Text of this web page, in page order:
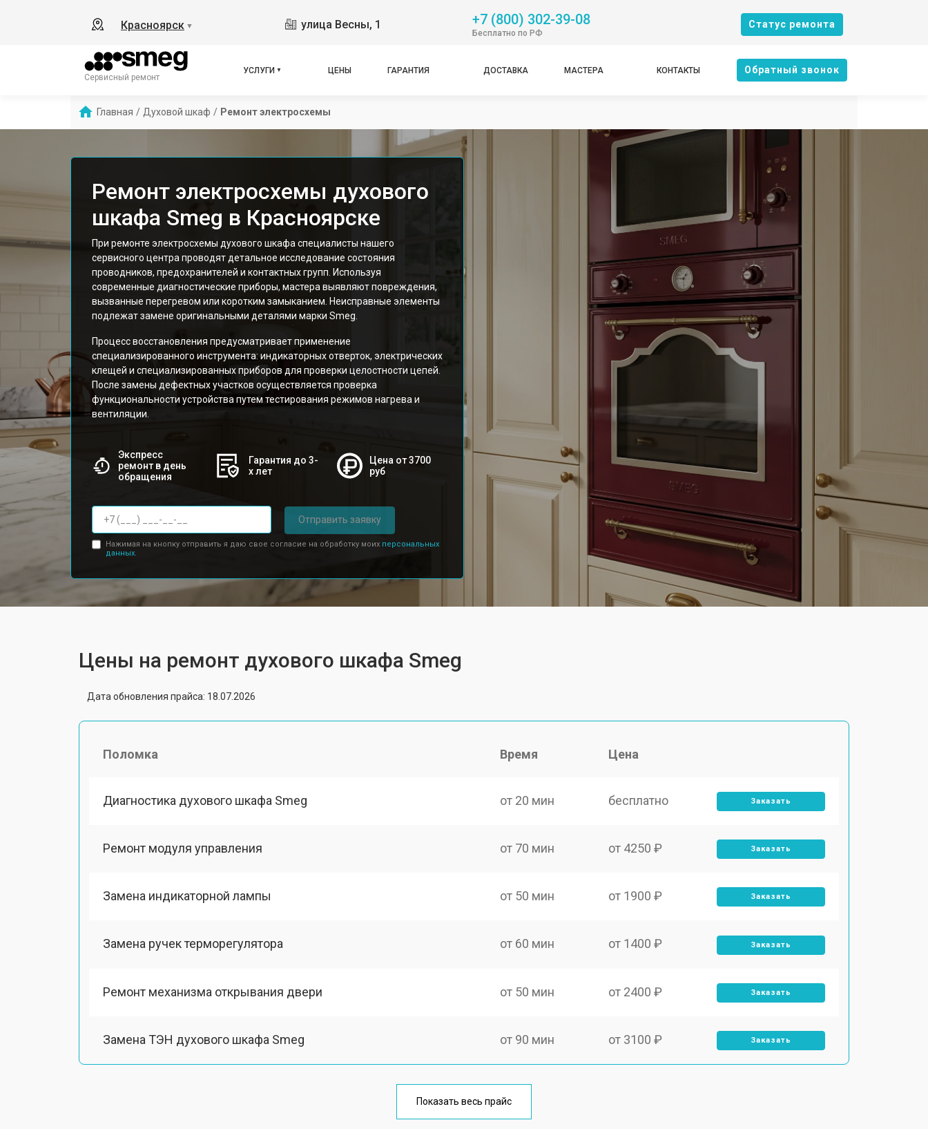
Красноярск ▼ улица Весны, 1 +7 (800) 302-39-08
Бесплатно по РФ
Cтатус ремонта
Сервисный ремонт
УСЛУГИ ЦЕНЫ ГАРАНТИЯ ДОСТАВКА МАСТЕРА КОНТАКТЫ Oбратный звонок
Главная / Духовой шкаф / Ремонт электросхемы
Ремонт электросхемы духового
шкафа Smeg в Красноярске
При ремонте электросхемы духового шкафа специалисты нашего
сервисного центра проводят детальное исследование состояния
проводников, предохранителей и контактных групп. Используя
современные диагностические приборы, мастера выявляют повреждения,
вызванные перегревом или коротким замыканием. Неисправные элементы
подлежат замене оригинальными деталями марки Smeg.
Процесс восстановления предусматривает применение
специализированного инструмента: индикаторных отверток, электрических
клещей и специализированных приборов для проверки целостности цепей.
После замены дефектных участков осуществляется проверка
функциональности устройства путем тестирования режимов нагрева и
вентиляции.
Экспресс
ремонт в день
обращения
Гарантия до 3-
х лет
Цена от 3700
руб
Отправить заявку
Нажимая на кнопку отправить я даю свое согласие на обработку моих персональных
данных.
Цены на ремонт духового шкафа Smeg
Дата обновления прайса: 18.07.2026
Поломка Время Цена
Диагностика духового шкафа Smeg от 20 мин бесплатно Заказать
Ремонт модуля управления от 70 мин от 4250 ₽ Заказать
Замена индикаторной лампы от 50 мин от 1900 ₽ Заказать
Замена ручек терморегулятора от 60 мин от 1400 ₽ Заказать
Ремонт механизма открывания двери от 50 мин от 2400 ₽ Заказать
Замена ТЭН духового шкафа Smeg от 90 мин от 3100 ₽ Заказать
от 60 мин
Показать весь прайс